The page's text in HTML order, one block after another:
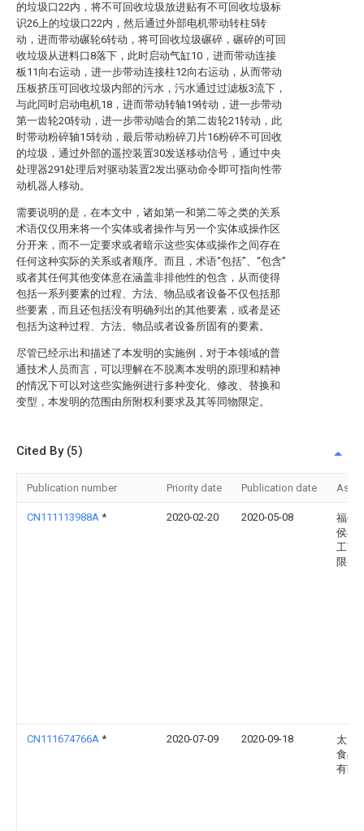
的垃圾口22内，将不可回收垃圾放进贴有不可回收垃圾标
识26上的垃圾口22内，然后通过外部电机带动转柱5转
动，进而带动碾轮6转动，将可回收垃圾碾碎，碾碎的可回
收垃圾从进料口8落下，此时启动气缸10，进而带动连接
板11向右运动，进一步带动连接柱12向右运动，从而带动
压板挤压可回收垃圾内部的污水，污水通过过滤板3流下，
与此同时启动电机18，进而带动转轴19转动，进一步带动
第一齿轮20转动，进一步带动啮合的第二齿轮21转动，此
时带动粉碎轴15转动，最后带动粉碎刀片16粉碎不可回收
的垃圾，通过外部的遥控装置30发送移动信号，通过中央
处理器291处理后对驱动装置2发出驱动命令即可指向性带
动机器人移动。
需要说明的是，在本文中，诸如第一和第二等之类的关系
术语仅仅用来将一个实体或者操作与另一个实体或操作区
分开来，而不一定要求或者暗示这些实体或操作之间存在
任何这种实际的关系或者顺序。而且，术语“包括”、“包含”
或者其任何其他变体意在涵盖非排他性的包含，从而使得
包括一系列要素的过程、方法、物品或者设备不仅包括那
些要素，而且还包括没有明确列出的其他要素，或者是还
包括为这种过程、方法、物品或者设备所固有的要素。
尽管已经示出和描述了本发明的实施例，对于本领域的普
通技术人员而言，可以理解在不脱离本发明的原理和精神
的情况下可以对这些实施例进行多种变化、修改、替换和
变型，本发明的范围由所附权利要求及其等同物限定。
Cited By (5)
Publication number Priority date Publication date
CN111113988A * 2020-02-20 2020-05-08
福州
侯县
工艺
限公
CN111674766A * 2020-07-09 2020-09-18
太原
食品
有限